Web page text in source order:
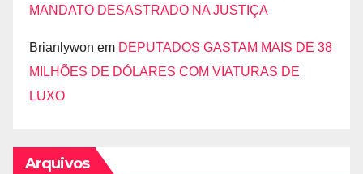
MANDATO DESASTRADO NA JUSTIÇA
Brianlywon em DEPUTADOS GASTAM MAIS DE 38
MILHÕES DE DÓLARES COM VIATURAS DE
LUXO
Arquivos